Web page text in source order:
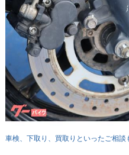
車検、下取り、買取りといったご相談